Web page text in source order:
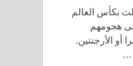
بكأس العالم
هجومهم
أو الأرجنتين.
…